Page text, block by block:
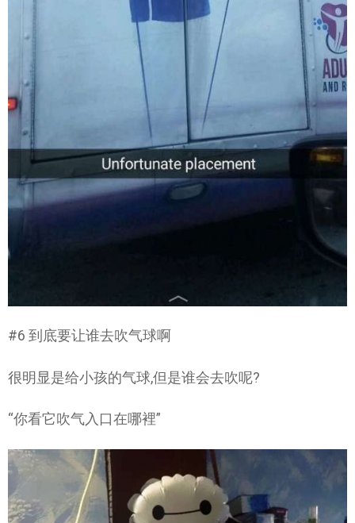
#6 到底要让谁去吹气球啊
很明显是给小孩的气球,但是谁会去吹呢?
“你看它吹气入口在哪裡”